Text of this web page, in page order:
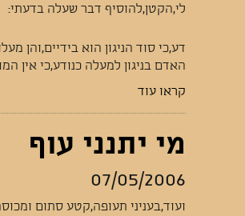
לי,הקטן,להוסיף דבר שעלה בדעתי:
דע,כי סוד הניגון הוא בידיים,והן
האדם בניגון למעלה כנודע,כי אין
קראו עוד
מי יתנני עוף
07/05/2006
ועוד,בעניני תעופה,קטע סתום